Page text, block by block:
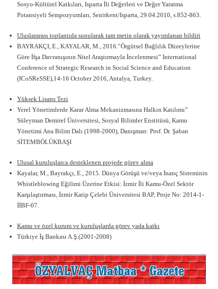
Sosyo-Kültürel Katkıları, Isparta İli Değerleri ve Değer Yaratma
Potansiyeli Sempozyumları, Senirkent/Isparta, 29.04.2010, s.852-863.
Uluslararası toplantıda sunularak tam metin olarak yayımlanan bildiri
BAYRAKÇI, E., KAYALAR, M., 2016.”Örgütsel Bağlılık Düzeylerine
Göre İfşa Davranışının Nitel Araştırmayla İncelenmesi” International
Conference of Strategic Research in Social Science and Education
(ICoSReSSE),14-16 October 2016, Antalya, Turkey.
Yüksek Lisans Tezi
Yerel Yönetimlerde Karar Alma Mekanizmasına Halkın Katılımı”
Süleyman Demirel Üniversitesi, Sosyal Bilimler Enstitüsü, Kamu
Yönetimi Ana Bilim Dalı (1998-2000), Danışman: Prof. Dr. Şaban
SİTEMBÖLÜKBAŞI
Ulusal kuruluşlarca desteklenen projede görev alma
Kayalar, M., Bayrakçı, E., 2015. Dünya Görüşü ve/veya İnanç Sisteminin
Whistleblowing Eğilimi Üzerine Etkisi: İzmir İli Kamu-Özel Sektör
Karşılaştırması, İzmir Katip Çelebi Üniversitesi BAP, Proje No: 2014-1-
İİBF-07.
Kamu ve özel kurum ve kuruluşlarda görev yada katkı
Türkiye İş Bankası A.Ş.(2001-2008)